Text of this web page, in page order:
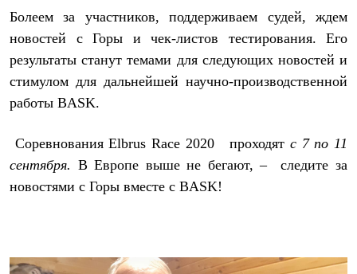
Балаклавы и маски
Кепки и бейсболки
Повязки
Панамы
Перчатки и рукавицы
Перчатки
Рукавицы
Полезные аксессуары
Брелки
Шевроны
Коллекции
Болеем за участников, поддерживаем судей, ждем
новостей с Горы и чек-листов тестирования. Его
результаты станут темами для следующих новостей и
стимулом для дальнейшей научно-производственной
работы BASK.
Соревнования Elbrus Race 2020 проходятс 7 по 11
сентября. В Европе выше не бегают, – следите за
новостями с Горы вместе с BASK!